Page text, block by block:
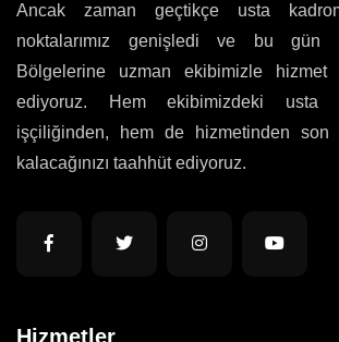
Ancak zaman geçtikçe usta
noktalarımız genişledi ve bu gün
Bölgelerine uzman ekibimizle hizmet
ediyoruz. Hem ekibimizdeki usta
işçiliğinden, hem de hizmetinden son
kalacağınızı taahhüt ediyoruz.
Hizmetler